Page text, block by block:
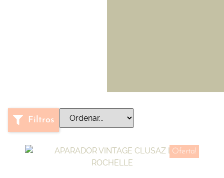
Filtros
Oferta!